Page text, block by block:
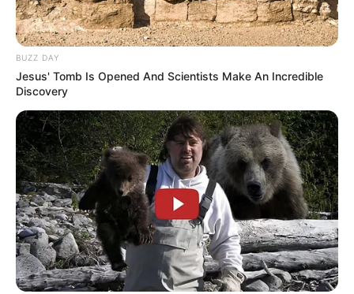
BUZZ DAY
Jesus' Tomb Is Opened And Scientists Make An Incredible
Discovery